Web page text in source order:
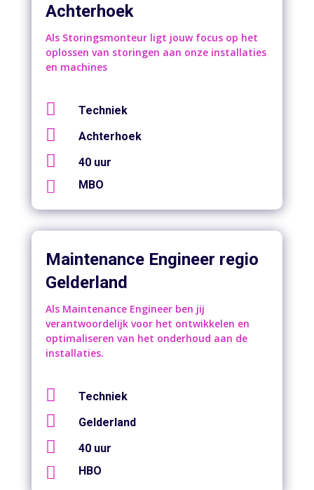
Achterhoek
Als Storingsmonteur ligt jouw focus op het
oplossen van storingen aan onze installaties
en machines
 Techniek
 Achterhoek
 40 uur
 MBO
Maintenance Engineer regio
Gelderland
Als Maintenance Engineer ben jij
verantwoordelijk voor het ontwikkelen en
optimaliseren van het onderhoud aan de
installaties.
 Techniek
 Gelderland
 40 uur
 HBO